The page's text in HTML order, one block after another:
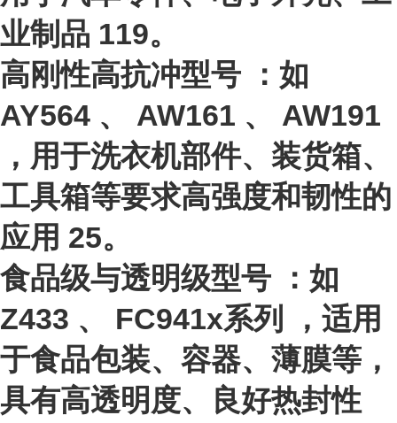
业制品 119。
高刚性高抗冲型号 ：如
AY564 、 AW161 、 AW191
，用于洗衣机部件、装货箱、
工具箱等要求高强度和韧性的
应用 25。
食品级与透明级型号 ：如
Z433 、 FC941x系列
，适用
于食品包装、容器、薄膜等，
具有高透明度、良好热封性